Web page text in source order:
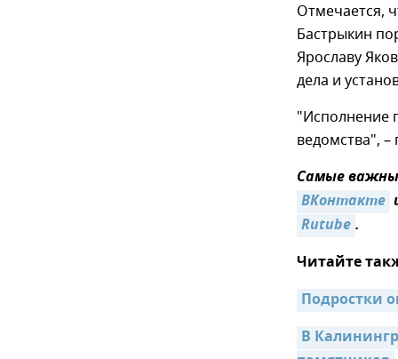
Отмечается,
Бастрыкин
Ярославу
дела и
"Исполнение
ведомства", –
Самые
ВКонтакте
Rutube.
Читайте
Подростки
В